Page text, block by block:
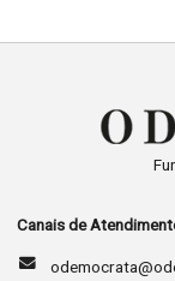
Canais de